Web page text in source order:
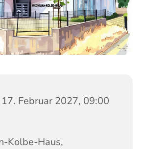
Februar 2027, 09:00
Kolbe-Haus,